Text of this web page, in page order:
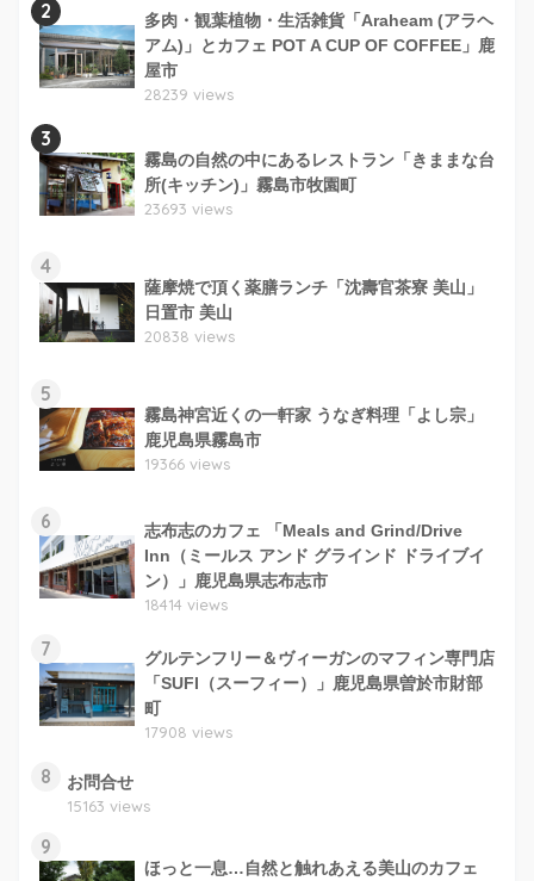
2
多肉・観葉植物・生活雑貨「Araheam (アラヘ
アム)」とカフェ POT A CUP OF COFFEE」鹿
屋市
28239 views
3
霧島の自然の中にあるレストラン「きままな台
所(キッチン)」霧島市牧園町
23693 views
4
薩摩焼で頂く薬膳ランチ「沈壽官茶寮 美山」
日置市 美山
20838 views
5
霧島神宮近くの一軒家 うなぎ料理「よし宗」
鹿児島県霧島市
19366 views
6
志布志のカフェ 「Meals and Grind/Drive
Inn（ミールス アンド グラインド ドライブイ
ン）」鹿児島県志布志市
18414 views
7
グルテンフリー＆ヴィーガンのマフィン専門店
「SUFI（スーフィー）」鹿児島県曽於市財部
町
17908 views
8
お問合せ
15163 views
9
ほっと一息…自然と触れあえる美山のカフェ